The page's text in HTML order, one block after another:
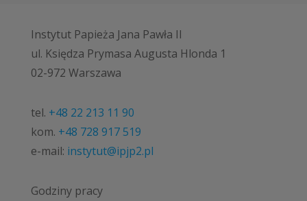
Instytut Papieża Jana Pawła II
ul. Księdza Prymasa Augusta Hlonda 1
02-972 Warszawa
tel. +48 22 213 11 90
kom. +48 728 917 519
e-mail: instytut@ipjp2.pl
Godziny pracy